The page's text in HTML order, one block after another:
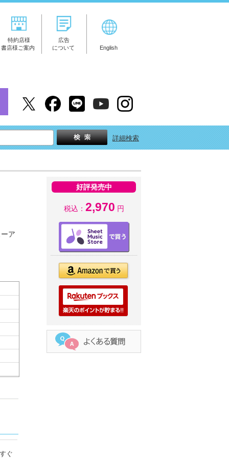
特約店様
書店様ご案内
広告
について
English
詳細検索
ア
ぐ
好評発売中
税込： 2,970 円